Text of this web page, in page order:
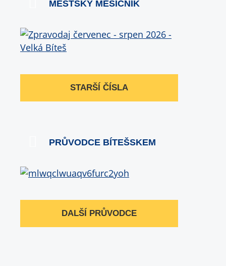
MĚSTSKÝ MĚSÍČNÍK
STARŠÍ ČÍSLA
PRŮVODCE BÍTEŠSKEM
DALŠÍ PRŮVODCE